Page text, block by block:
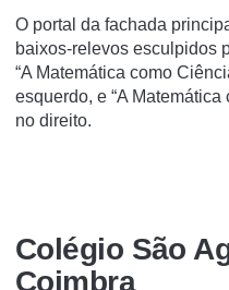
O portal da fachada
baixos-relevos esculpidos
“A Matemática como
esquerdo, e “A
no direito.
Colégio São
Coimbra